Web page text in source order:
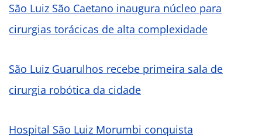
São Luiz São Caetano inaugura núcleo para
cirurgias torácicas de alta complexidade
São Luiz Guarulhos recebe primeira sala de
cirurgia robótica da cidade
Hospital São Luiz Morumbi conquista